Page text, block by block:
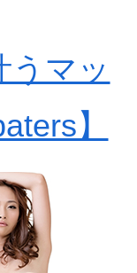
うマッ
】